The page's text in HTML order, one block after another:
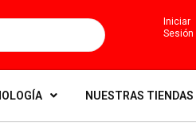
Iniciar
Sesión
NUESTRAS TIENDAS